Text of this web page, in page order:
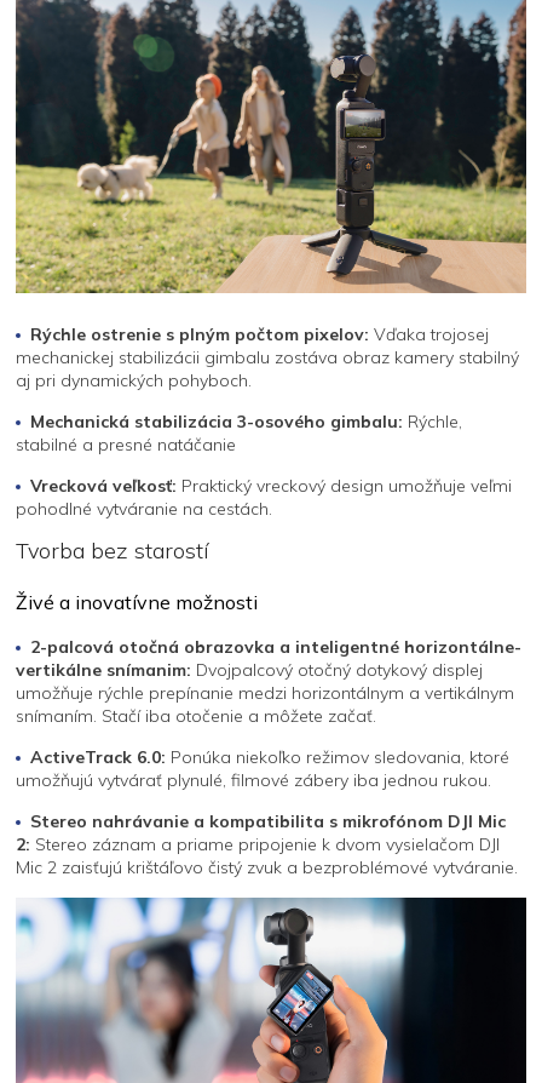
Rýchle ostrenie s plným počtom pixelov: Vďaka trojosej
mechanickej stabilizácii gimbalu zostáva obraz kamery stabilný
aj pri dynamických pohyboch.
Mechanická stabilizácia 3-osového gimbalu: Rýchle,
stabilné a presné natáčanie
Vrecková veľkosť: Praktický vreckový design umožňuje veľmi
pohodlné vytváranie na cestách.
Tvorba bez starostí
Živé a inovatívne možnosti
2-palcová otočná obrazovka a inteligentné horizontálne-
vertikálne snímanim: Dvojpalcový otočný dotykový displej
umožňuje rýchle prepínanie medzi horizontálnym a vertikálnym
snímaním. Stačí iba otočenie a môžete začať.
ActiveTrack 6.0: Ponúka niekoľko režimov sledovania, ktoré
umožňujú vytvárať plynulé, filmové zábery iba jednou rukou.
Stereo nahrávanie a kompatibilita s mikrofónom DJI Mic
2: Stereo záznam a priame pripojenie k dvom vysielačom DJI
Mic 2 zaisťujú krištáľovo čistý zvuk a bezproblémové vytváranie.